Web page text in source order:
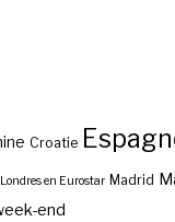
Croatie
Londres en Eurostar Madrid
end